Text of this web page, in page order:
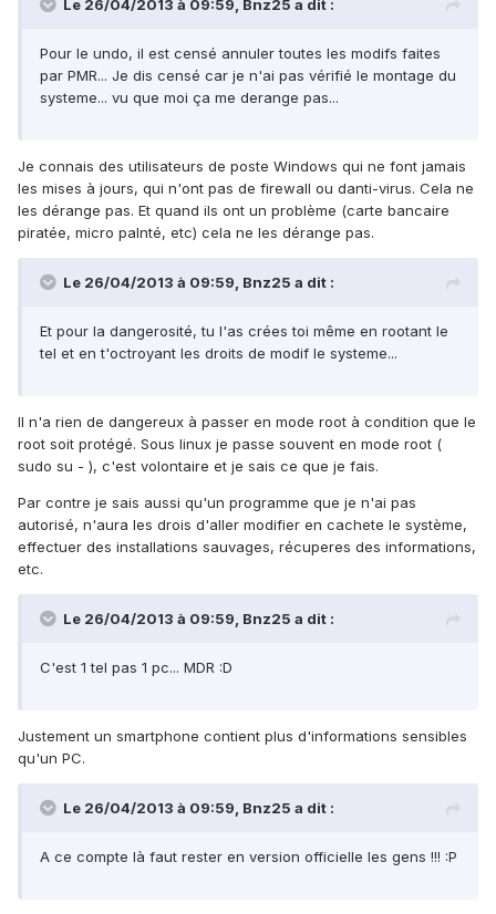
Le 26/04/2013 à 09:59, Bnz25 a dit :
Pour le undo, il est censé annuler toutes les modifs faites
par PMR... Je dis censé car je n'ai pas vérifié le montage du
systeme... vu que moi ça me derange pas...
Je connais des utilisateurs de poste Windows qui ne font jamais
les mises à jours, qui n'ont pas de firewall ou danti-virus. Cela ne
les dérange pas. Et quand ils ont un problème (carte bancaire
piratée, micro palnté, etc) cela ne les dérange pas.
Le 26/04/2013 à 09:59, Bnz25 a dit :
Et pour la dangerosité, tu l'as crées toi même en rootant le
tel et en t'octroyant les droits de modif le systeme...
Il n'a rien de dangereux à passer en mode root à condition que le
root soit protégé. Sous linux je passe souvent en mode root (
sudo su - ), c'est volontaire et je sais ce que je fais.
Par contre je sais aussi qu'un programme que je n'ai pas
autorisé, n'aura les drois d'aller modifier en cachete le système,
effectuer des installations sauvages, récuperes des informations,
etc.
Le 26/04/2013 à 09:59, Bnz25 a dit :
C'est 1 tel pas 1 pc... MDR :D
Justement un smartphone contient plus d'informations sensibles
qu'un PC.
Le 26/04/2013 à 09:59, Bnz25 a dit :
A ce compte là faut rester en version officielle les gens !!! :P